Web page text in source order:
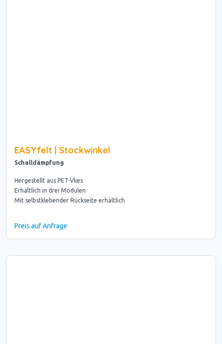
EASYfelt | Stockwinkel
Schalldämpfung
Hergestellt aus PET-Vlies
Erhältlich in drei Modulen
Mit selbstklebender Rückseite erhältlich
Preis auf Anfrage